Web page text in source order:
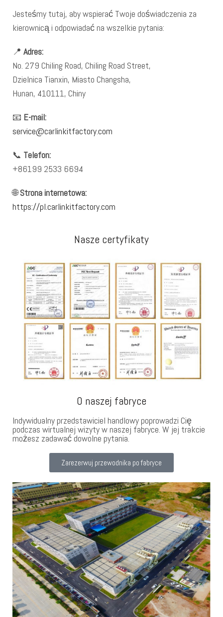
Jesteśmy tutaj, aby wspierać Twoje doświadczenia za
kierownicą i odpowiadać na wszelkie pytania:
📍 Adres:
No. 279 Chiling Road, Chiling Road Street,
Dzielnica Tianxin, Miasto Changsha,
Hunan, 410111, Chiny
📧 E-mail:
service@carlinkitfactory.com
📞 Telefon:
+86199 2533 6694
🌐Strona internetowa:
https://pl.carlinkitfactory.com
Nasze certyfikaty
O naszej fabryce
Indywidualny przedstawiciel handlowy poprowadzi Cię
podczas wirtualnej wizyty w naszej fabryce. W jej trakcie
możesz zadawać dowolne pytania.
Zarezerwuj przewodnika po fabryce